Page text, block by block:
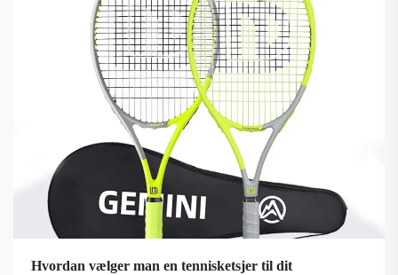
Hvordan vælger man en tennisketsjer til dit